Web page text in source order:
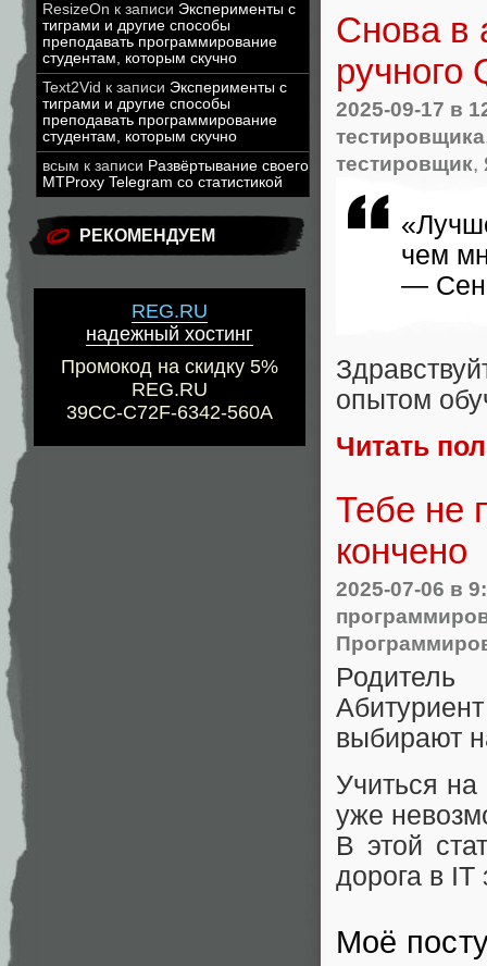
ResizeOn к записи Эксперименты с
тиграми и другие способы
преподавать программирование
студентам, которым скучно
Text2Vid к записи Эксперименты с
тиграми и другие способы
преподавать программирование
студентам, которым скучно
всым к записи Развёртывание своего
MTProxy Telegram со статистикой
РЕКОМЕНДУЕМ
REG.RU
надежный хостинг
Промокод на скидку 5%
REG.RU
39CC-C72F-6342-560A
Снова в
ручного
2025-09-17 в
тестировщика
тестировщик,
чем
—
опытом
Читать
Тебе не
кончено
2025-07-06 в
выбирают
Учиться на
уже
В этой
дорога в IT
Моё